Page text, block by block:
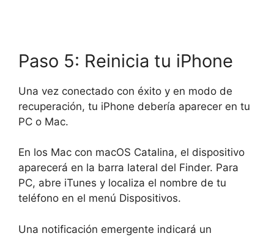
Paso 5: Reinicia tu iPhone
Una vez conectado con éxito y en modo de
recuperación, tu iPhone debería aparecer en tu
PC o Mac.
En los Mac con macOS Catalina, el dispositivo
aparecerá en la barra lateral del Finder. Para
PC, abre iTunes y localiza el nombre de tu
teléfono en el menú Dispositivos.
Una notificación emergente indicará un